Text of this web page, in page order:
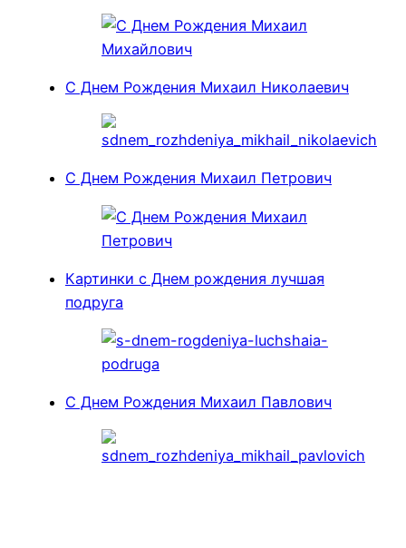
С Днем Рождения Михаил Николаевич
С Днем Рождения Михаил Петрович
Картинки с Днем рождения лучшая
подруга
С Днем Рождения Михаил Павлович